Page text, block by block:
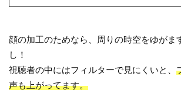
顔の加工のためなら、周りの時空をゆがま
し！
視聴者の中にはフィルターで見にくいと、
声も上がってます。